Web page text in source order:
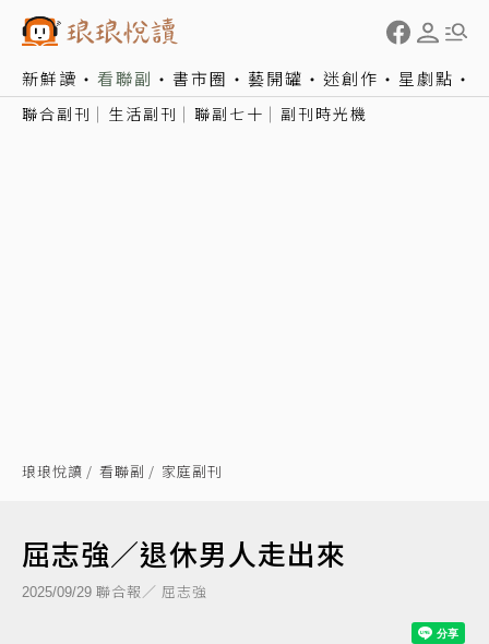
新鮮讀 看聯副 書市圈 藝開罐 迷創作 星劇點
聯合副刊 生活副刊 聯副七十 副刊時光機
琅琅悅讀 看聯副 家庭副刊
屈志強／退休男人走出來
2025/09/29 聯合報／ 屈志強